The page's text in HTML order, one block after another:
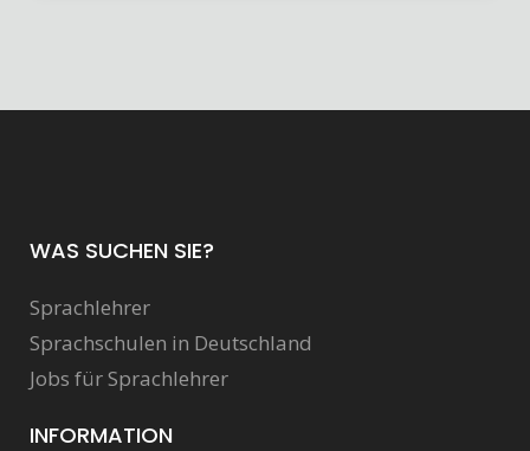
WAS SUCHEN SIE?
Sprachlehrer
Sprachschulen in Deutschland
Jobs für Sprachlehrer
INFORMATION